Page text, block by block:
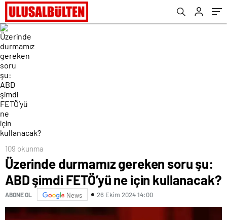
109 okunma
Üzerinde durmamız gereken soru şu:
ABD şimdi FETÖ’yü ne için kullanacak?
ABONE OL News 26 Ekim 2024 14:00
Yusuf Tekin duyurdu! İşte sorgulama ekranı